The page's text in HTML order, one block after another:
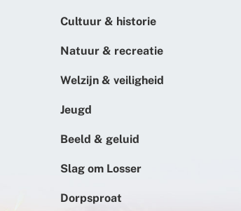
Cultuur & historie
Natuur & recreatie
Welzijn & veiligheid
Jeugd
Beeld & geluid
Slag om Losser
Dorpsproat